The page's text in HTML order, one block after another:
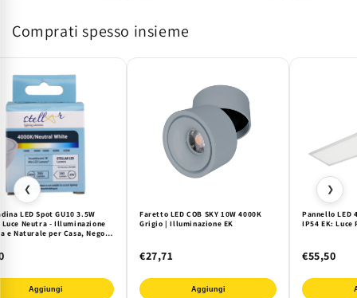
Comprati spesso insieme
❮
LED Spot GU10 3.5W
Luce Neutra - Illuminazione
e Naturale per Casa, Negozi
Aggiungi
Faretto LED COB SKY 10W 4000K
Grigio | Illuminazione EK
€27,71
Aggiungi
Pannello LED
IP54 EK:
€55,50
❯